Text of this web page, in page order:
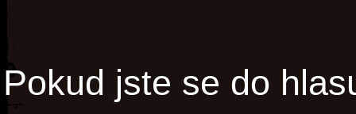
Pokud jste se do